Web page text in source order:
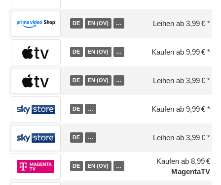
DE EN (OV) … Leihen ab 3,99 €
DE EN (OV) … Kaufen ab 9,99 €
DE EN (OV) … Leihen ab 3,99 €
DE … Kaufen ab 9,99 €
DE … Leihen ab 3,99 €
DE EN (OV) …
Kaufen ab 8,99 €
MagentaTV